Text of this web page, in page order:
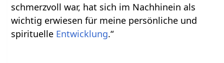
schmerzvoll war, hat sich im Nachhinein als
wichtig erwiesen für meine persönliche und
spirituelle Entwicklung.“